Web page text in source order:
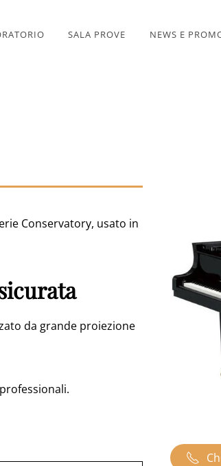
SALA PROVE NEWS E
Conservatory, usato in
da grande proiezione